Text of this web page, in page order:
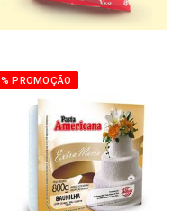
% PROMOÇÃO